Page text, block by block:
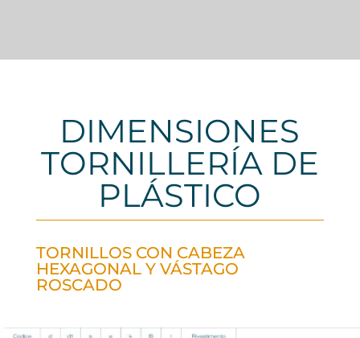
DIMENSIONES
TORNILLERÍA DE
PLÁSTICO
TORNILLOS CON CABEZA
HEXAGONAL Y VÁSTAGO
ROSCADO